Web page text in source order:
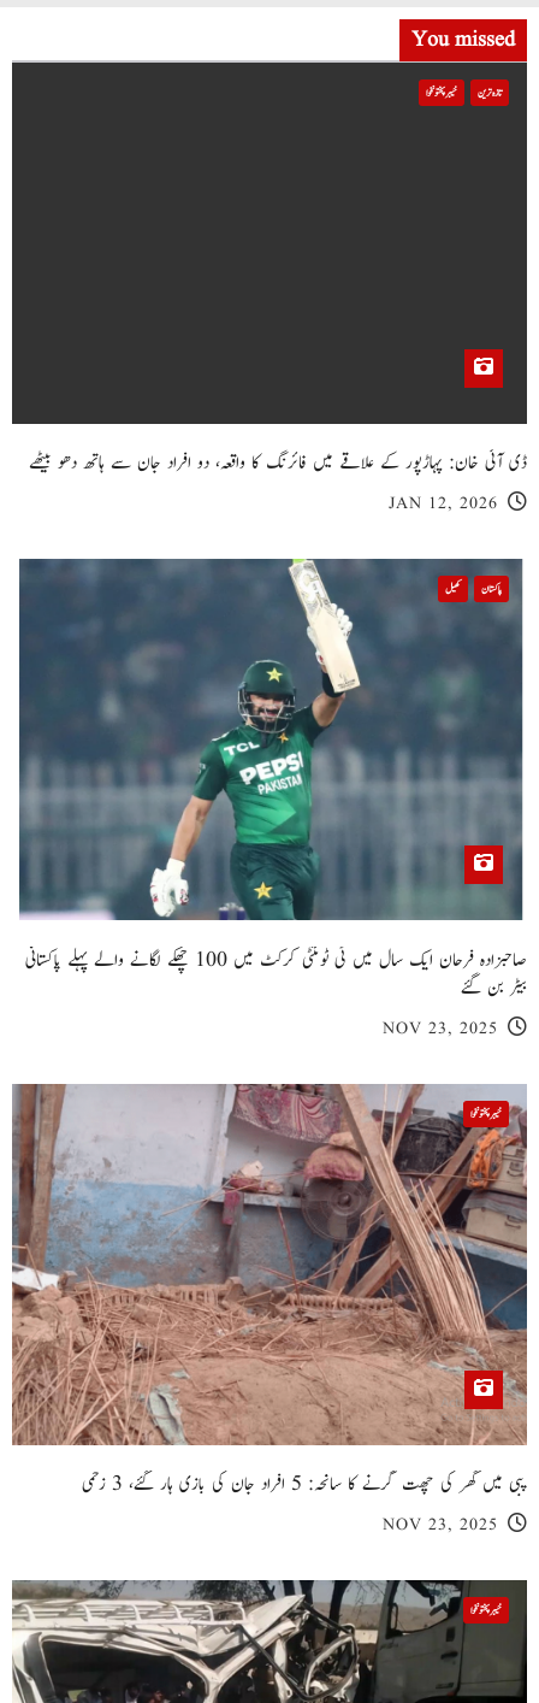
You missed
تازہ ترین خیبر پختونخوا
ڈی آئی خان: پہاڑپور کے علاقے میں فائرنگ کا واقعہ، دو افراد جان سے ہاتھ دھو بیٹھے
JAN 12, 2026
پاکستان کھیل
صاحبزادہ فرحان ایک سال میں ٹی ٹوئنٹی کرکٹ میں 100 چھکے لگانے والے پہلے پاکستانی
بیٹر بن گئے
NOV 23, 2025
خیبر پختونخوا
پبی میں گھر کی چھت گرنے کا سانحہ: 5 افراد جان کی بازی ہار گئے، 3 زخمی
NOV 23, 2025
خیبر پختونخوا